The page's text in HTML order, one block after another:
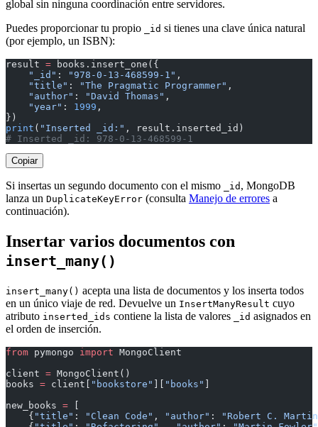
global sin ninguna coordinación entre servidores.
Puedes proporcionar tu propio
_id si tienes una clave única natural
(por ejemplo, un ISBN):
result = books.insert_one({
    "_id"
: "978-0-13-468599-1" ,
    "title"
: "The Pragmatic Programmer" ,
    "author"
: "David Thomas" ,
    "year"
: 1999 ,
})
print ( "Inserted _id:" , result.inserted_id)
# Inserted _id: 978-0-13-468599-1
Copiar
Si insertas un segundo documento con el mismo _id , MongoDB
lanza un DuplicateKeyError (consulta Manejo de errores a
continuación).
Insertar varios documentos con
insert_many()
insert_many() acepta una lista de documentos y los inserta todos
en un único viaje de red. Devuelve un InsertManyResult cuyo
atributo inserted_ids contiene la lista de valores _id asignados en
el orden de inserción.
from pymongo import MongoClient
client = MongoClient()
books = client[ "bookstore" ][ "books" ]
new_books = [
    {
"title" : "Clean Code" , "author" :
"Robert C.